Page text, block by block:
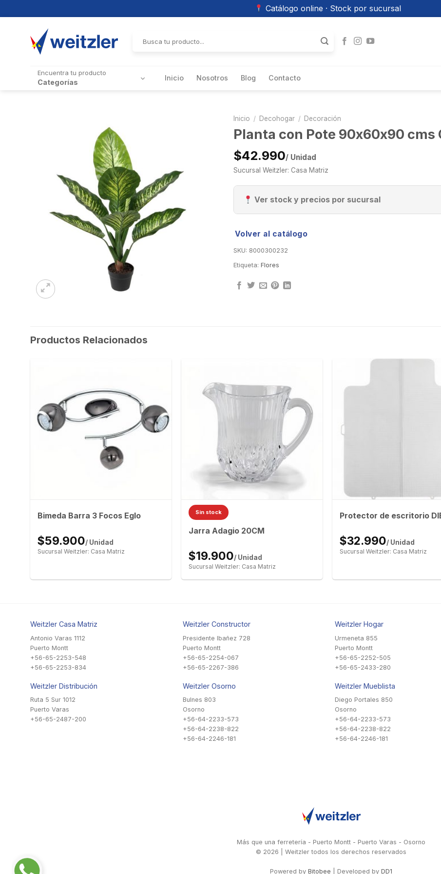
Catálogo online · Stock por sucursal
por:
Encuentra tu producto
Categorías Inicio Nosotros Blog Contacto
Inicio / Decohogar / Decoración
Planta con Pote 90x60x90 cms
$42.990/ Unidad
Sucursal Weitzler: Casa Matriz
Ver stock y precios por sucursal
Volver al catálogo
SKU: 8000300232
Etiqueta: Flores
Productos Relacionados
Bimeda Barra 3 Focos Eglo
$59.900/ Unidad
Sucursal Weitzler: Casa Matriz
Sin stock
Jarra Adagio 20CM
$19.900/ Unidad
Sucursal Weitzler: Casa Matriz
Protector de escritorio
$32.990/ Unidad
Sucursal Weitzler: Casa Matriz
Weitzler Casa Matriz
Antonio Varas 1112
Puerto Montt
+56-65-2253-548
+56-65-2253-834
Weitzler Distribución
Ruta 5 Sur 1012
Puerto Varas
+56-65-2487-200
Weitzler Constructor
Presidente Ibañez 728
Puerto Montt
+56-65-2254-067
+56-65-2267-386
Weitzler Osorno
Bulnes 803
Osorno
+56-64-2233-573
+56-64-2238-822
+56-64-2246-181
Weitzler Hogar
Urmeneta 855
Puerto Montt
+56-65-2252-505
+56-65-2433-280
Weitzler Mueblista
Diego Portales 850
Osorno
+56-64-2233-573
+56-64-2238-822
+56-64-2246-181
Más que una ferretería - Puerto Montt - Puerto Varas - Osorno
© 2026 | Weitzler todos los derechos reservados
Powered by Bitobee | Developed by DD1